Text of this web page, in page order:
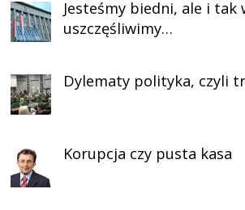
Jesteśmy biedni, ale i tak
uszczęśliwimy…
Dylematy polityka, czyli
Korupcja czy pusta kasa